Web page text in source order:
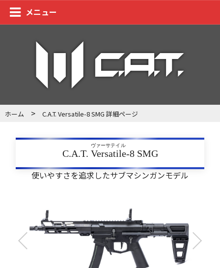
メニュー
ホーム > C.A.T. Versatile-8 SMG 詳細ページ
C.A.T. Versatile
ヴァーサテイル
-8 SMG
使いやすさを追求したサブマシンガンモデル